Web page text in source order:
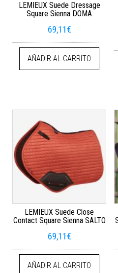
LEMIEUX Suede Dressage
Square Sienna DOMA
69,11€
AÑADIR AL CARRITO
LEMIEUX Suede Close
Contact Square Sienna SALTO
69,11€
AÑADIR AL CARRITO